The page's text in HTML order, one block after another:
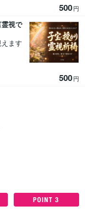
500円
視で
ます
500円